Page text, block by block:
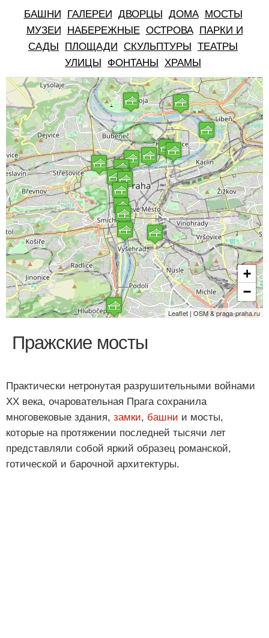
БАШНИ ГАЛЕРЕИ ДВОРЦЫ ДОМА
МОСТЫ
МУЗЕИ
НАБЕРЕЖНЫЕ ОСТРОВА
ПАРКИ И
САДЫ
ПЛОЩАДИ СКУЛЬПТУРЫ ТЕАТРЫ
УЛИЦЫ
ФОНТАНЫ ХРАМЫ
+
−
Leaflet | OSM & praga-praha.ru
Пражские мосты
Практически нетронутая разрушительными войнами
XX века, очаровательная Прага сохранила
многовековые здания, замки, башни и мосты,
которые на протяжении последней тысячи лет
представляли собой яркий образец романской,
готической и барочной архитектуры.